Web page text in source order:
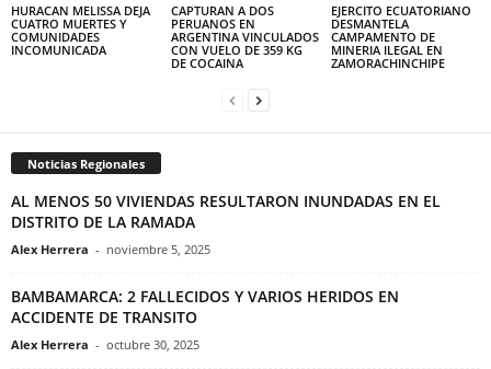
HURACAN MELISSA DEJA
CUATRO MUERTES Y
COMUNIDADES
INCOMUNICADA
CAPTURAN A DOS
PERUANOS EN
ARGENTINA VINCULADOS
CON VUELO DE 359 KG
DE COCAINA
EJERCITO ECUATORIANO
DESMANTELA
CAMPAMENTO DE
MINERIA ILEGAL EN
ZAMORACHINCHIPE
Noticias Regionales
AL MENOS 50 VIVIENDAS RESULTARON INUNDADAS EN EL
DISTRITO DE LA RAMADA
Alex Herrera - noviembre 5, 2025
BAMBAMARCA: 2 FALLECIDOS Y VARIOS HERIDOS EN
ACCIDENTE DE TRANSITO
Alex Herrera - octubre 30, 2025